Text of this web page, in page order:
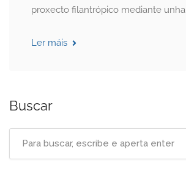
proxecto filantrópico mediante unha
Ler máis
Buscar